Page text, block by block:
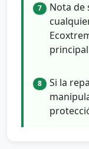
7
Nota de
8
Si la